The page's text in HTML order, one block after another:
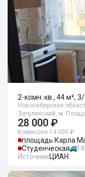
2-комн. кв., 44 м²,
Новосибирская
Затулинский, м.
28 000 ₽
Комиссия 14 000 ₽
площадь Карла
Студенческая
ИсточникЦИАН